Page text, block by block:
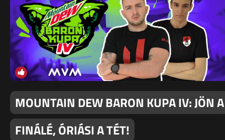
MOUNTAIN DEW BARON KUPA IV: JÖN A
FINÁLÉ, ÓRIÁSI A TÉT!